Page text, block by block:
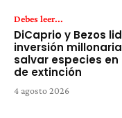
Debes leer...
DiCaprio y Bezos
inversión
salvar especies
de extinción
4 agosto 2026